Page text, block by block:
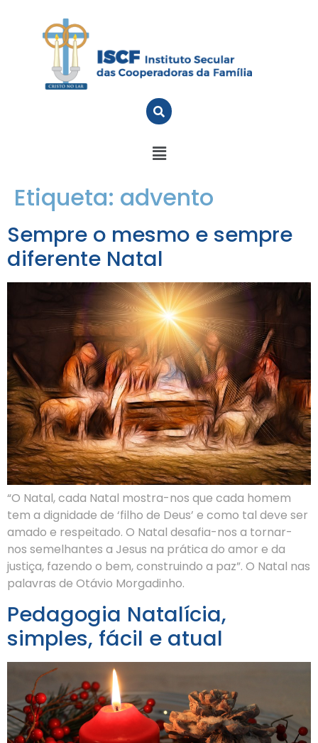
Etiqueta: advento
Sempre o mesmo e sempre
diferente Natal
“O Natal, cada Natal mostra-nos que cada homem
tem a dignidade de ‘filho de Deus’ e como tal deve ser
amado e respeitado. O Natal desafia-nos a tornar-
nos semelhantes a Jesus na prática do amor e da
justiça, fazendo o bem, construindo a paz”. O Natal nas
palavras de Otávio Morgadinho.
Pedagogia Natalícia,
simples, fácil e atual